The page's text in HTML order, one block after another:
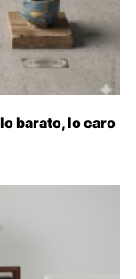
barato, lo caro